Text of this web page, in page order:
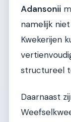
Adansonii
namelijk
Kwekerijen
structureel
Daarnaast